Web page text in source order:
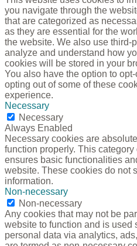
you navigate through the
that are categorized as
as they are essential for the
the website. We also use third-
analyze and understand how
cookies will be stored in your
You also have the option to
opting out of some of these
experience.
Necessary
Necessary
Always Enabled
Necessary cookies are
function properly. This
ensures basic functionalities
website. These cookies do not
information.
Non-necessary
Non-necessary
Any cookies that may not be
website to function and is used
personal data via analytics,